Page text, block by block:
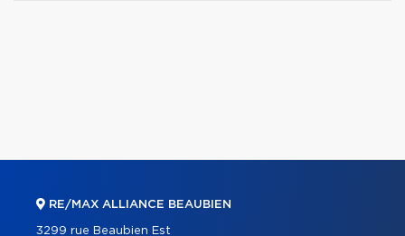
RE/MAX ALLIANCE BEAUBIEN
3299 rue Beaubien Est